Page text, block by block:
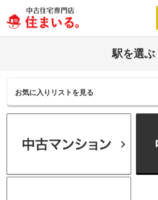
駅を選ぶ
お気に入りリストを見る